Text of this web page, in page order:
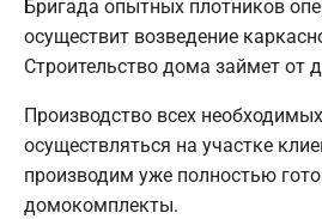
Бригада опытных плотников
осуществит возведение
Строительство дома займет от
Производство всех
осуществляться на участке
производим уже полностью
домокомплекты.